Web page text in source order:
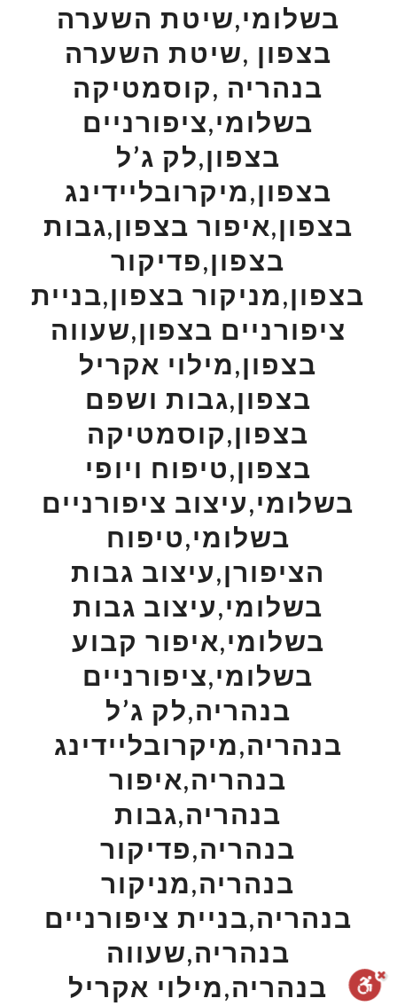
בשלומי,שיטת השערה
בצפון ,שיטת השערה
בנהריה ,קוסמטיקה
בשלומי,ציפורניים
בצפון,לק ג’ל
בצפון,מיקרובליידינג
בצפון,איפור בצפון,גבות
בצפון,פדיקור
בצפון,מניקור בצפון,בניית
ציפורניים בצפון,שעווה
בצפון,מילוי אקריל
בצפון,גבות ושפם
בצפון,קוסמטיקה
בצפון,טיפוח ויופי
בשלומי,עיצוב ציפורניים
בשלומי,טיפוח
הציפורן,עיצוב גבות
בשלומי,עיצוב גבות
בשלומי,איפור קבוע
בשלומי,ציפורניים
בנהריה,לק ג’ל
בנהריה,מיקרובליידינג
בנהריה,איפור
בנהריה,גבות
בנהריה,פדיקור
בנהריה,מניקור
בנהריה,בניית ציפורניים
בנהריה,שעווה
בנהריה,מילוי אקריל